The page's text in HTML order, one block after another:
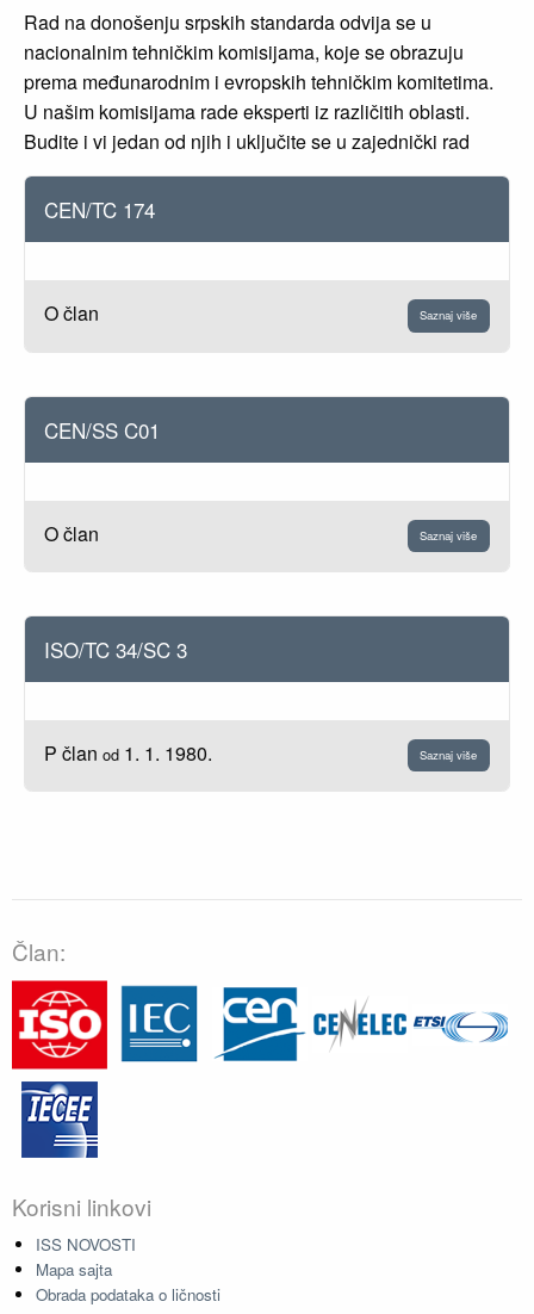
Rad na donošenju srpskih standarda odvija se u
nacionalnim tehničkim komisijama, koje se obrazuju
prema međunarodnim i evropskih tehničkim komitetima.
U našim komisijama rade eksperti iz različitih oblasti.
Budite i vi jedan od njih i uključite se u zajednički rad
CEN/TC 174
O član Saznaj više
CEN/SS C01
O član Saznaj više
ISO/TC 34/SC 3
P član od 1. 1. 1980. Saznaj više
Član:
Korisni linkovi
ISS NOVOSTI
Mapa sajta
Obrada podataka o ličnosti